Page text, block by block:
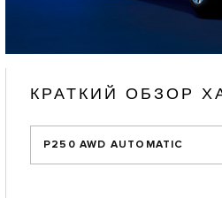
КРАТКИЙ ОБЗОР
P250 AWD AUTOMATIC